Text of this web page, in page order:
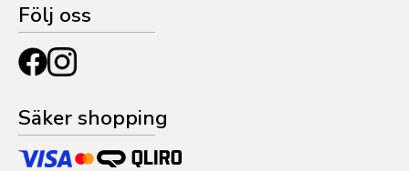
Följ oss
Säker shopping